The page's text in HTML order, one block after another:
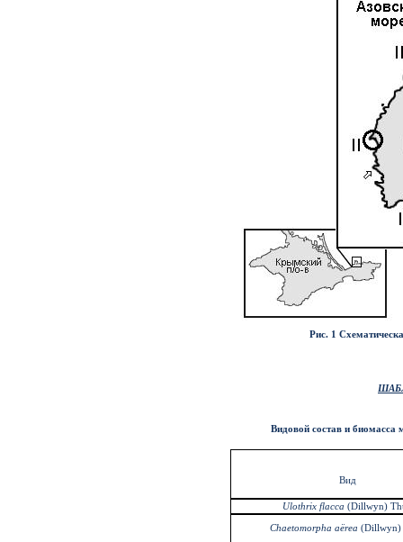
Рис. 1
Видовой состав и
Вид
Ulothrix flacca(Dillwyn)
Chaetomorpha aërea (Dillwyn)